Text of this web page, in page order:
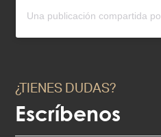
¿TIENES DUDAS?
Escríbenos